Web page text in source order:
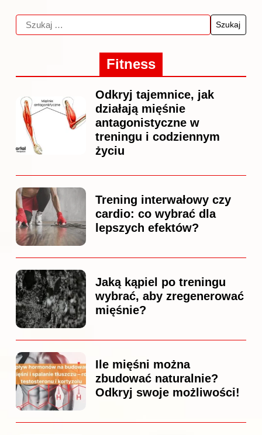
Fitness
Odkryj tajemnice, jak
działają mięśnie
antagonistyczne w
treningu i codziennym
życiu
Trening interwałowy czy
cardio: co wybrać dla
lepszych efektów?
Jaką kąpiel po treningu
wybrać, aby zregenerować
mięśnie?
Ile mięśni można
zbudować naturalnie?
Odkryj swoje możliwości!